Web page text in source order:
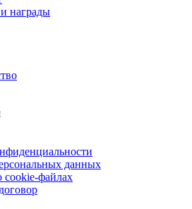
награды
данных
файлах